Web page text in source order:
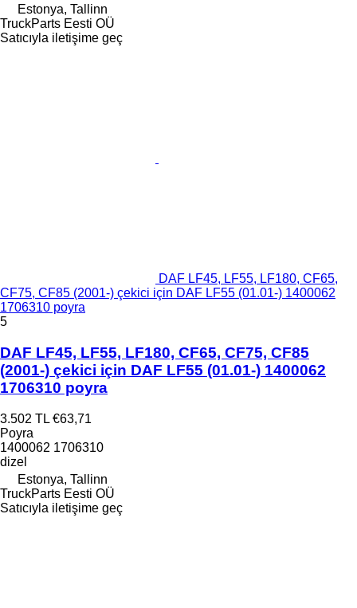
Estonya, Tallinn
TruckParts Eesti OÜ
Satıcıyla iletişime geç
DAF LF45, LF55, LF180, CF65,
CF75, CF85 (2001-) çekici için DAF LF55 (01.01-) 1400062
1706310 poyra
5
DAF LF45, LF55, LF180, CF65, CF75, CF85
(2001-) çekici için DAF LF55 (01.01-) 1400062
1706310 poyra
3.502 TL €63,71
Poyra
1400062 1706310
dizel
Estonya, Tallinn
TruckParts Eesti OÜ
Satıcıyla iletişime geç